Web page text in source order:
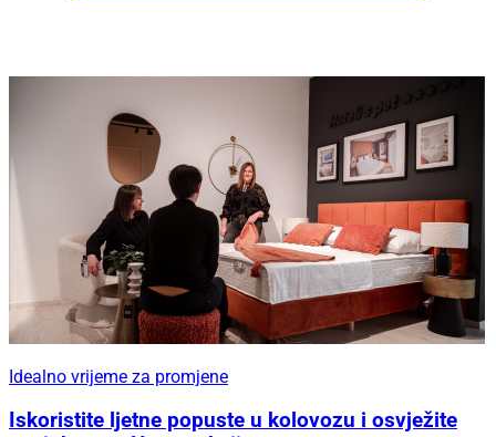
Idealno vrijeme za promjene
Iskoristite ljetne popuste u kolovozu i osvježite